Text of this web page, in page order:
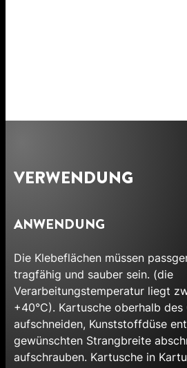
VERWENDUNG
ANWENDUNG
Die Klebeflächen müssen
tragfähig und sauber sein. (die
Verarbeitungstemperatur liegt
+40°C). Kartusche oberhalb des
aufschneiden, Kunststoffdüse
gewünschten Strangbreite
aufschrauben. Kartusche in